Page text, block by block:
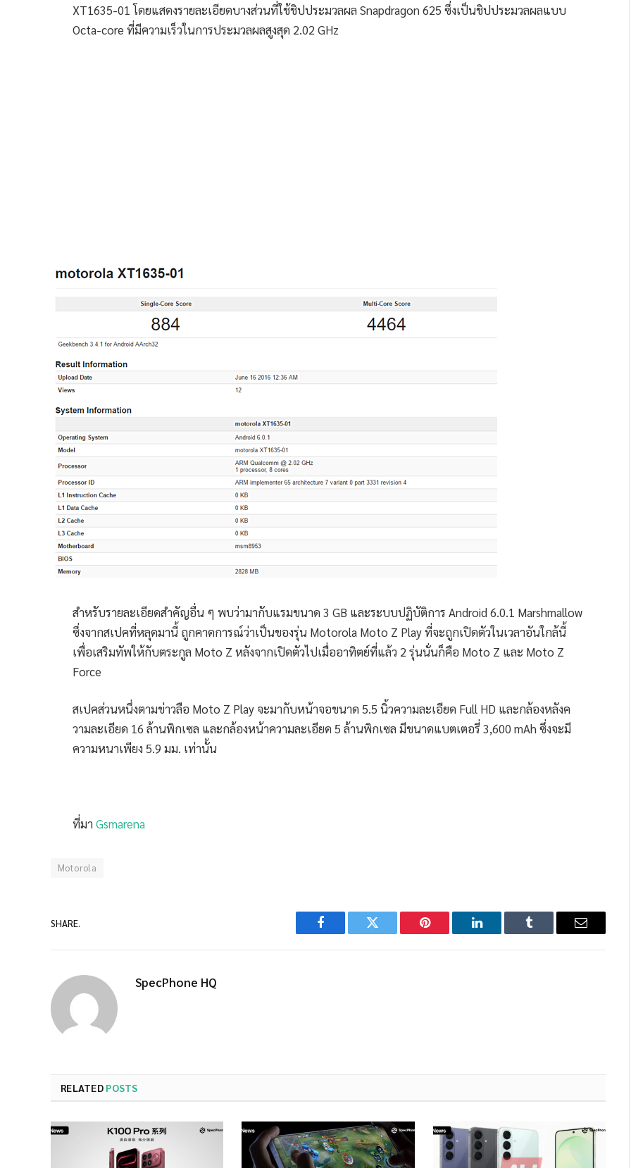
XT1635-01 โดยแสดงรายละเอียดบางส่วนที่ใช้ชิปประมวลผล Snapdragon 625 ซึ่งเป็นชิปประมวลผลแบบ
Octa-core ที่มีความเร็วในการประมวลผลสูงสุด 2.02 GHz
สำหรับรายละเอียดสำคัญอื่น ๆ พบว่ามากับแรมขนาด 3 GB และระบบปฏิบัติการ Android 6.0.1 Marshmallow
ซึ่งจากสเปคที่หลุดมานี้ ถูกคาดการณ์ว่าเป็นของรุ่น Motorola Moto Z Play ที่จะถูกเปิดตัวในเวลาอันใกล้นี้
เพื่อเสริมทัพให้กับตระกูล Moto Z หลังจากเปิดตัวไปเมื่ออาทิตย์ที่แล้ว 2 รุ่นนั่นก็คือ Moto Z และ Moto Z
Force
สเปคส่วนหนึ่งตามข่าวลือ Moto Z Play จะมากับหน้าจอขนาด 5.5 นิ้วความละเอียด Full HD และกล้องหลังค
วามละเอียด 16 ล้านพิกเซล และกล้องหน้าความละเอียด 5 ล้านพิกเซล มีขนาดแบตเตอรี่ 3,600 mAh ซึ่งจะมี
ความหนาเพียง 5.9 มม. เท่านั้น
ที่มา Gsmarena
Motorola
SHARE.
Facebook Twitter Pinterest LinkedIn Tumblr Email
SpecPhone HQ
RELATED POSTS